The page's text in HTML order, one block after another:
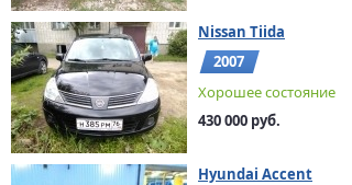
Nissan Tiida
2007
Хорошее состояние
430 000 руб.
Hyundai Accent